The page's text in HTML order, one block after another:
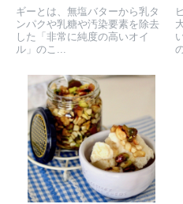
ギーとは、無塩バターから乳タ
ンパクや乳糖や汚染要素を除去
した「非常に純度の高いオイ
ル」のこ...